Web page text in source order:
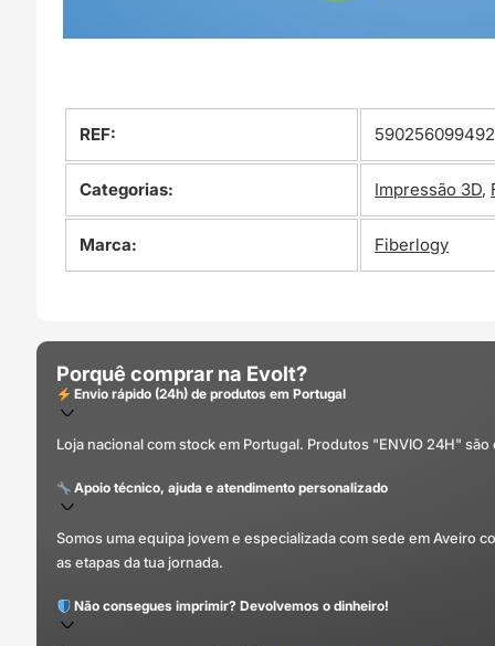
REF:
Categorias: Impressão 3D,
Marca: Fiberlogy
Porquê comprar na Evolt?
Envio rápido (24h) de produtos em Portugal
Loja nacional com stock em Portugal. Produtos "ENVIO 24H"
Apoio técnico, ajuda e atendimento personalizado
Somos uma equipa jovem e especializada com sede em Aveiro
as etapas da tua jornada.
Não consegues imprimir? Devolvemos o dinheiro!